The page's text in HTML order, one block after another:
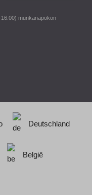
munkanapokon
Deutschland
België